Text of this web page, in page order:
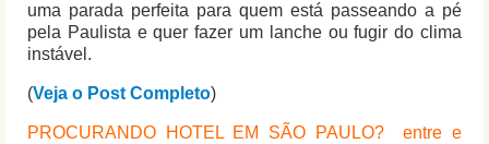
uma parada perfeita para quem está passeando a pé
pela Paulista e quer fazer um lanche ou fugir do clima
instável.
(Veja o Post Completo)
PROCURANDO HOTEL EM SÃO PAULO? entre e